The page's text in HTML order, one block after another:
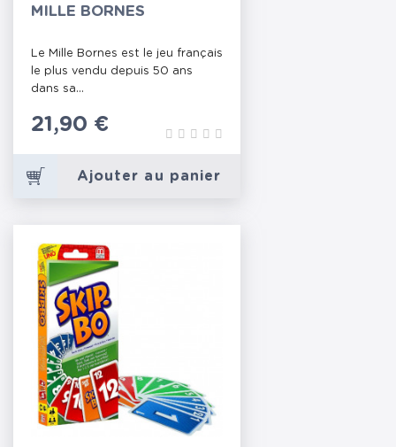
MILLE BORNES
Le Mille Bornes est le jeu français
le plus vendu depuis 50 ans
dans sa...
Prix
21,90 €
Ajouter au panier